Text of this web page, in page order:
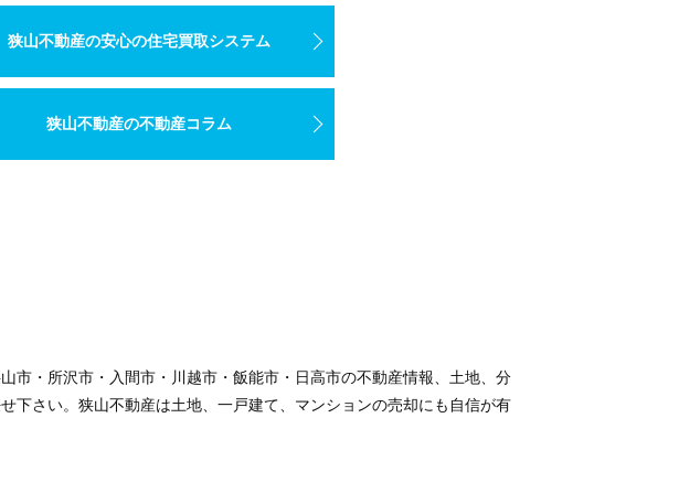
狭山不動産の安心の住宅買取システム
狭山不動産の不動産コラム
市・所沢市・入間市・川越市・飯能市・日高市の不動産情報、土地、分
下さい。狭山不動産は土地、一戸建て、マンションの売却にも自信が有